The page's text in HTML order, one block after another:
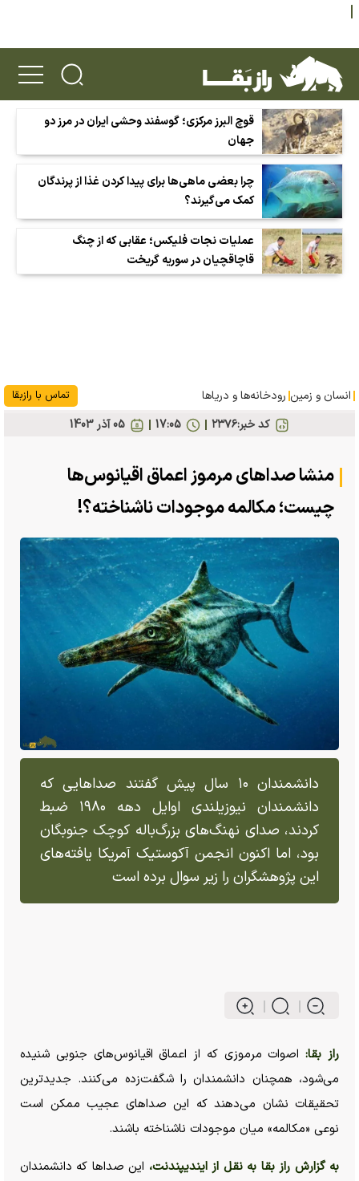
قوچ البرز مرکزی؛ گوسفند وحشی ایران در مرز دو
جهان
چرا بعضی ماهی‌ها برای پیدا کردن غذا از پرندگان
کمک می‌گیرند؟
عملیات نجات فلیکس؛ عقابی که از چنگ
قاچاقچیان در سوریه گریخت
انسان و زمین رودخانه‎‌ها و دریاها تماس با رازبقا
کد خبر:۲۳۷۶ 05 آذر 1403 17:05
منشا صدا‌های مرموز اعماق اقیانوس‌ها
چیست؛ مکالمه موجودات ناشناخته؟!
دانشمندان ۱۰ سال پیش گفتند صدا‌هایی که
دانشمندان نیوزیلندی اوایل دهه ۱۹۸۰ ضبط
کردند، صدای نهنگ‌های بزرگ‌باله کوچک جنوبگان
بود، اما اکنون انجمن آکوستیک آمریکا یافته‌های
این پژوهشگران را زیر سوال برده است
راز بقا:اصوات مرموزی که از اعماق اقیانوس‌های جنوبی شنیده
می‌شود، همچنان دانشمندان را شگفت‌زده می‌کنند. جدیدترین
تحقیقات نشان می‌دهند که این صدا‌های عجیب ممکن است
نوعی «مکالمه» میان موجودات ناشناخته باشند.
به گزارش راز بقا به نقل از ایندیپندنت، این صدا‌ها که دانشمندان